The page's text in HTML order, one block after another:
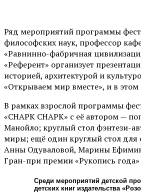
Ряд мероприятий программы
философских наук, профессор
«Равнинно-фабричная
«Референт» организует
историей, архитектурой и
«Открываем мир вместе», и в
В рамках взрослой программы
«СНАРК СНАРК» с её автором —
Манойло; круглый стол фэнтези-
миры; ещё один круглый стол для
Анны Одуваловой, Марины
Гран-при премии «Рукопись
Среди мероприятий детской
детских книг издательства